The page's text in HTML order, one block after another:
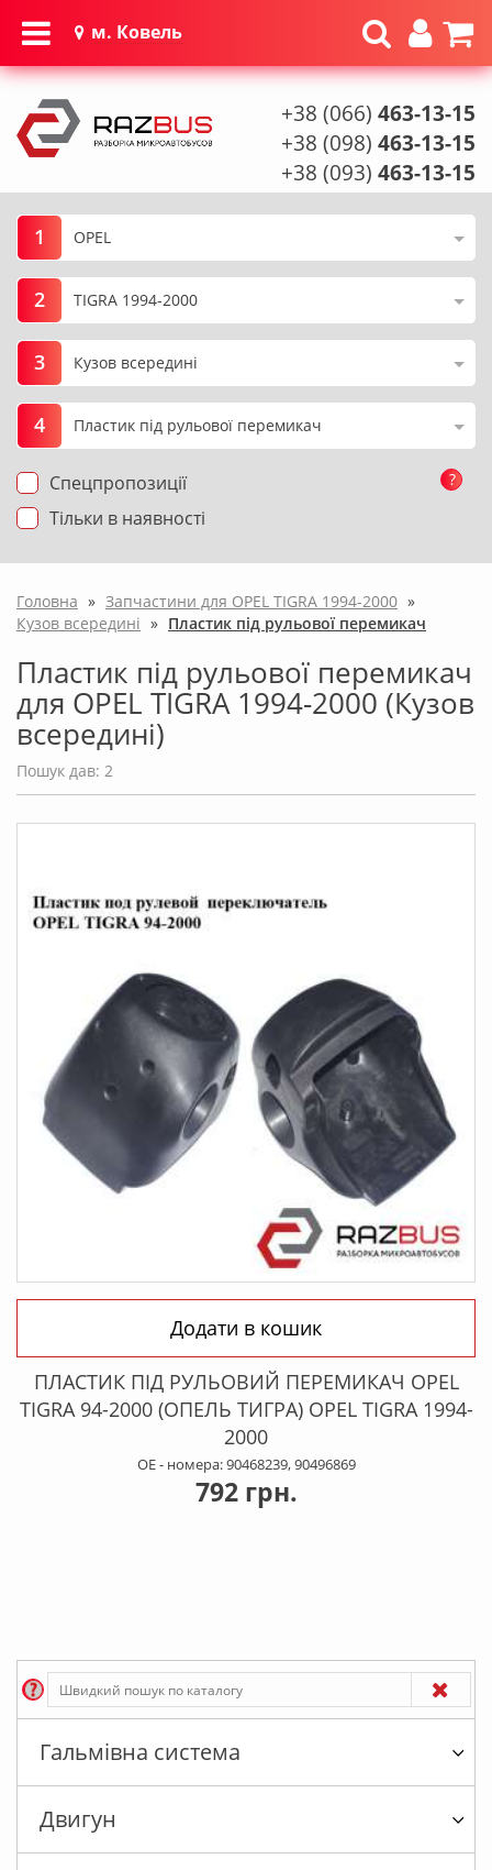
м. Ковель
+38 (066) 463-13-15
+38 (098) 463-13-15
+38 (093) 463-13-15
1
2
3
4
Спецпропозиції
Тільки в наявності
?
Головна » Запчастини для OPEL TIGRA 1994-2000 »
Кузов всередині » Пластик під рульової перемикач
Пластик під рульової перемикач
для OPEL TIGRA 1994-2000 (Кузов
всередині)
Пошук дав: 2
Додати в кошик
ПЛАСТИК ПІД РУЛЬОВИЙ ПЕРЕМИКАЧ OPEL
TIGRA 94-2000 (ОПЕЛЬ ТИГРА) OPEL TIGRA 1994-
2000
OE - номера: 90468239, 90496869
792 грн.
Гальмівна система
Двигун